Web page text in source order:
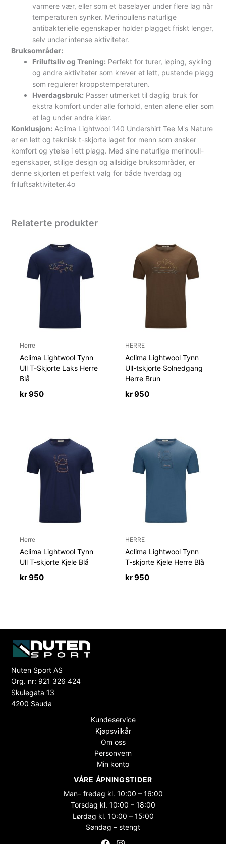
varmere vær, eller som et baselayer under flere lag når
temperaturen synker. Merinoullens naturlige
antibakterielle egenskaper holder plagget friskt lenger,
selv under intense aktiviteter.
Bruksområder:
Friluftsliv og Trening: Perfekt for turer, løping, sykling
og andre aktiviteter som krever et lett, pustende plagg
som regulerer kroppstemperaturen.
Hverdagsbruk: Passer utmerket til daglig bruk for
ekstra komfort under alle forhold, enten alene eller som
et lag under andre klær.
Konklusjon: Aclima Lightwool 140 Undershirt Tee M's Nature
er en lett og teknisk t-skjorte laget for menn som ønsker
komfort og ytelse i ett plagg. Med sine naturlige merinoull-
egenskaper, stilige design og allsidige bruksområder, er
denne skjorten et perfekt valg for både hverdag og
friluftsaktiviteter.4o
Relaterte produkter
Herre
Aclima Lightwool Tynn
Ull T-Skjorte Laks Herre
Blå
kr950
HERRE
Aclima Lightwool Tynn
Ull-tskjorte Solnedgang
Herre Brun
kr950
Herre
Aclima Lightwool Tynn
Ull T-skjorte Kjele Blå
kr950
HERRE
Aclima Lightwool Tynn
T-skjorte Kjele Herre Blå
kr950
Nuten Sport AS
Org. nr: 921 326 424
Skulegata 13
4200 Sauda
Kundeservice
Kjøpsvilkår
Om oss
Personvern
Min konto
VÅRE ÅPNINGSTIDER
Man– fredag kl. 10:00 – 16:00
Torsdag kl. 10:00 – 18:00
Lørdag kl. 10:00 – 15:00
Søndag – stengt